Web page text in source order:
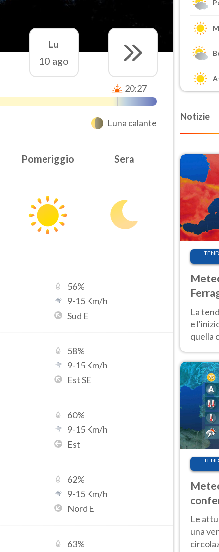
Lu
10 ago
20:27
Luna calante
Pomeriggio Sera
56%
9-15 Km/h
Sud E
58%
9-15 Km/h
Est SE
60%
9-15 Km/h
Est
62%
9-15 Km/h
Nord E
63%
Notizie
La
e
quella
Le
una